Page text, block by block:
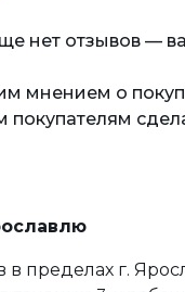
нет отзывов —
мнением о
покупателям
в пределах г.